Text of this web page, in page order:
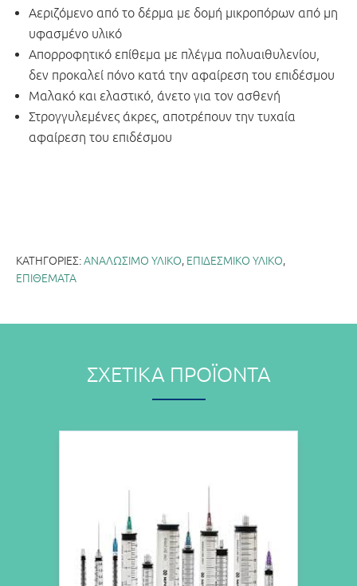
Αεριζόμενο από το δέρμα με δομή μικροπόρων από μη
υφασμένο υλικό
Απορροφητικό επίθεμα με πλέγμα πολυαιθυλενίου,
δεν προκαλεί πόνο κατά την αφαίρεση του επιδέσμου
Μαλακό και ελαστικό, άνετο για τον ασθενή
Στρογγυλεμένες άκρες, αποτρέπουν την τυχαία
αφαίρεση του επιδέσμου
ΚΑΤΗΓΟΡΊΕΣ:ΑΝΑΛΩΣΙΜΟ ΥΛΙΚΟ, ΕΠΙΔΕΣΜΙΚΟ ΥΛΙΚΟ,
ΕΠΙΘΕΜΑΤΑ
ΣΧΕΤΙΚΆ ΠΡΟΪΌΝΤΑ